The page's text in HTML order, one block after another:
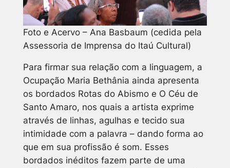
Foto e Acervo – Ana Basbaum (cedida pela
Assessoria de Imprensa do Itaú Cultural)
Para firmar sua relação com a linguagem, a
Ocupação Maria Bethânia ainda apresenta
os bordados Rotas do Abismoe O Céu de
Santo Amaro, nos quais a artista exprime
através de linhas, agulhas e tecido sua
intimidade com a palavra – dando forma ao
que em sua profissão é som. Esses
bordados inéditos fazem parte de uma